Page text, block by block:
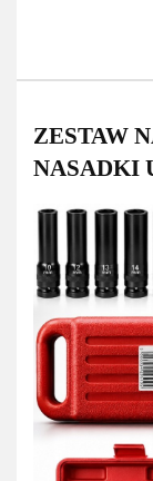
ZESTAW
NASADKI